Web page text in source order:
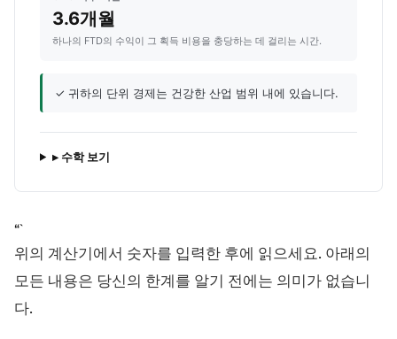
3.6개월
하나의 FTD의 수익이 그 획득 비용을 충당하는 데 걸리는 시간.
✓ 귀하의 단위 경제는 건강한 산업 범위 내에 있습니다.
▸ 수학 보기
“`
위의 계산기에서 숫자를 입력한 후에 읽으세요. 아래의
모든 내용은 당신의 한계를 알기 전에는 의미가 없습니
다.